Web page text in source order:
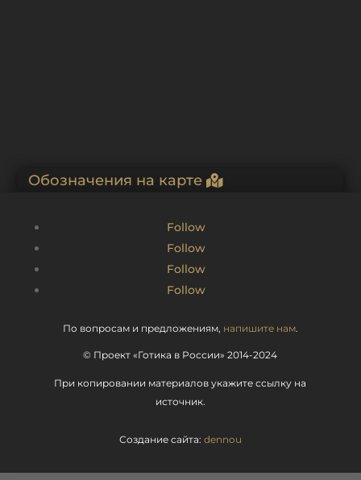
Обозначения на карте
Follow
Follow
Follow
Follow
По вопросам и предложениям, напишите нам.
© Проект «Готика в России» 2014-2024
При копировании материалов укажите ссылку на
источник.
Создание сайта: dennou